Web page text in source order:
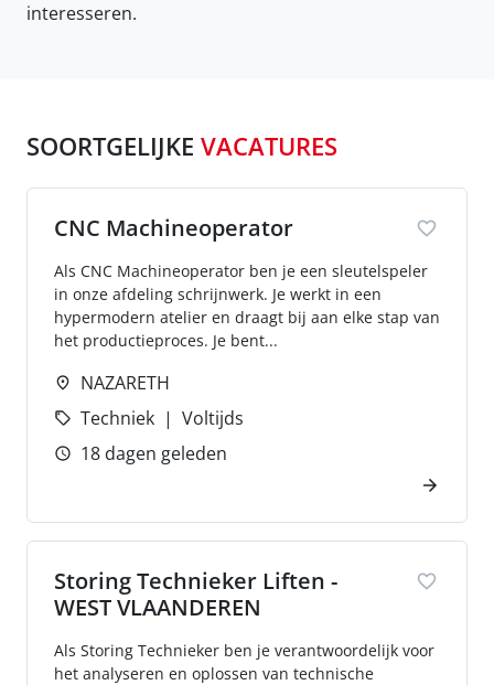
interesseren.
SOORTGELIJKE VACATURES
CNC Machineoperator
Als CNC Machineoperator ben je een sleutelspeler
in onze afdeling schrijnwerk. Je werkt in een
hypermodern atelier en draagt bij aan elke stap van
het productieproces. Je bent...
NAZARETH
Techniek
Voltijds
18 dagen geleden
Storing Technieker Liften -
WEST VLAANDEREN
Als Storing Technieker ben je verantwoordelijk voor
het analyseren en oplossen van technische